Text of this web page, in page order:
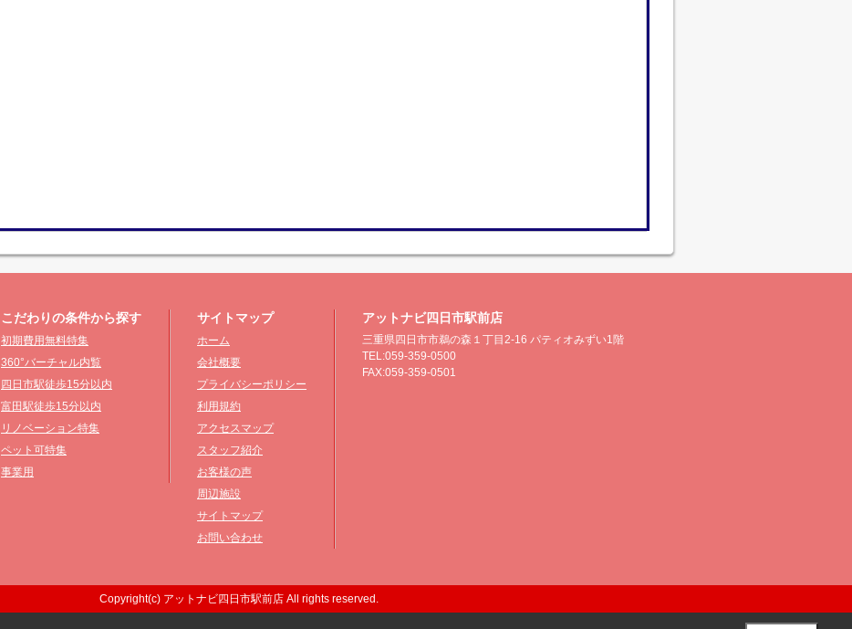
こだわりの条件から探す
初期費用無料特集
360°バーチャル内覧
四日市駅徒歩15分以内
富田駅徒歩15分以内
リノベーション特集
ペット可特集
事業用
サイトマップ
ホーム
会社概要
プライバシーポリシー
利用規約
アクセスマップ
スタッフ紹介
お客様の声
周辺施設
サイトマップ
お問い合わせ
アットナビ四日市駅前店
三重県四日市市鵜の森１丁目2-16 パティオみずい1階
TEL:059-359-0500
FAX:059-359-0501
Copyright(c) アットナビ四日市駅前店 All rights reserved.